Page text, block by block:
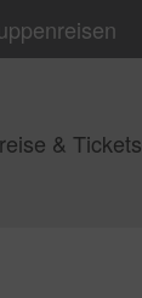
& Tickets